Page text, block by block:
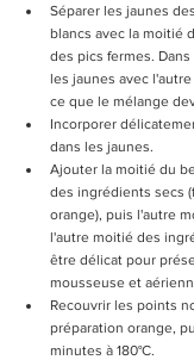
Séparer les jaunes
blancs avec la moitié
des pics fermes.
les jaunes avec
ce que le mélange
Incorporer
dans les jaunes.
Ajouter la moitié du
des ingrédients secs
orange), puis l'autre
l'autre moitié des
être délicat pour
mousseuse et
Recouvrir les points
préparation orange,
minutes à 180°C.